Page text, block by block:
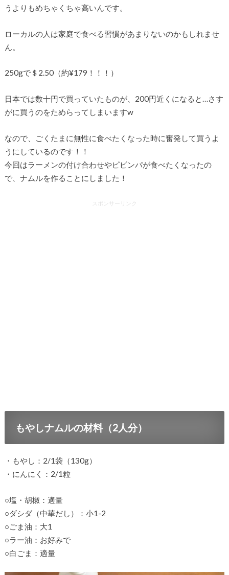
うよりもめちゃくちゃ高いんです。
ローカルの人は家庭で食べる習慣があまりないのかもしれませ
ん。
250gで＄2.50（約¥179！！！）
日本では数十円で買っていたものが、200円近くになると…さす
がに買うのをためらってしまいますw
なので、ごくたまに無性に食べたくなった時に奮発して買うよ
うにしているのです！！
今回はラーメンの付け合わせやピビンパが食べたくなったの
で、ナムルを作ることにしました！
スポンサーリンク
もやしナムルの材料（2人分）
・もやし：2/1袋（130g）
・にんにく：2/1粒
○塩・胡椒：適量
○ダシダ（中華だし）：小1-2
○ごま油：大1
○ラー油：お好みで
○白ごま：適量